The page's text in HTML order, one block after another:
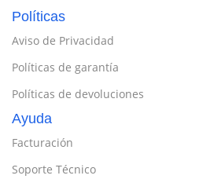
Políticas
Aviso de Privacidad
Políticas de garantía
Políticas de devoluciones
Ayuda
Facturación
Soporte Técnico